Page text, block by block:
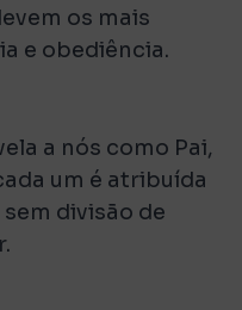
os mais
e obediência.
a nós como Pai,
um é atribuída
divisão de